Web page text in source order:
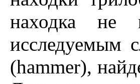
находка не
исследуемым
(hammer),